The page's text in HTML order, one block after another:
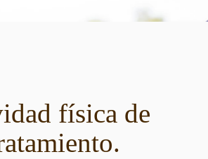
física de